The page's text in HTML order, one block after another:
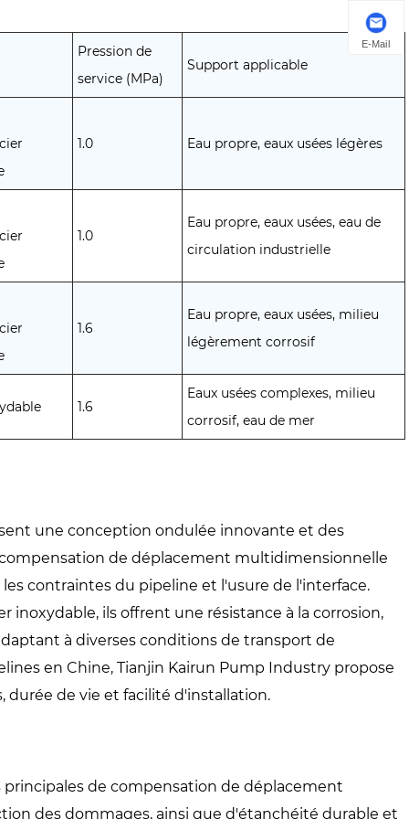
Pression de
service (MPa)
Support applicable
1.0 Eau propre, eaux usées légères
1.0
Eau propre, eaux usées, eau de
circulation industrielle
1.6
Eau propre, eaux usées, milieu
légèrement corrosif
1.6
Eaux usées complexes, milieu
corrosif, eau de mer
une conception ondulée innovante et des
de déplacement multidimensionnelle
contraintes du pipeline et l'usure de l'interface.
inoxydable, ils offrent une résistance à la corrosion,
à diverses conditions de transport de
en Chine, Tianjin Kairun Pump Industry propose
de vie et facilité d'installation.
de compensation de déplacement
des dommages, ainsi que d'étanchéité durable et
E-Mail